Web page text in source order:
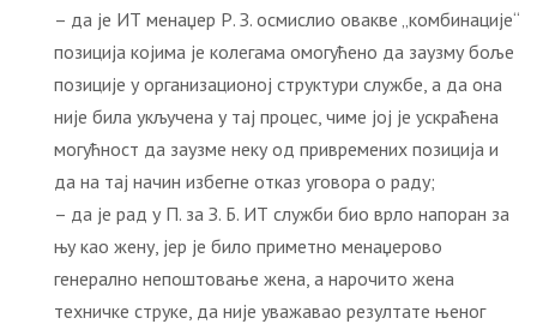
– да је ИТ менаџер Р. З. осмислио овакве „комбинације“
позиција којима је колегама омогућено да заузму боље
позиције у организационој структури службе, а да она
није била укључена у тај процес, чиме јој је ускраћена
могућност да заузме неку од привремених позиција и
да на тај начин избегне отказ уговора о раду;
– да је рад у П. за З. Б. ИТ служби био врло напоран за
њу као жену, јер је било приметно менаџерово
генерално непоштовање жена, а нарочито жена
техничке струке, да није уважавао резултате њеног